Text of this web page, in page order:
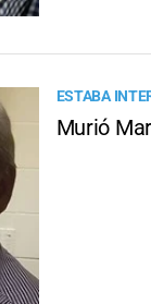
ESTABA
Murió